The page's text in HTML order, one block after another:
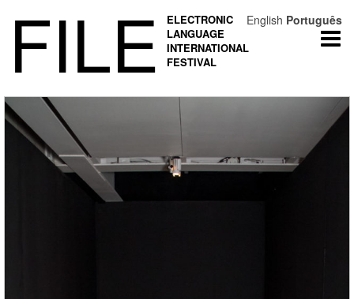
FILE
ELECTRONIC
LANGUAGE
INTERNATIONAL
FESTIVAL
English Português